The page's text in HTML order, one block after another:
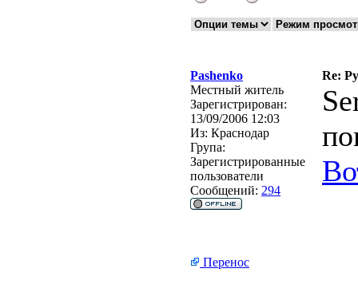
Pashenko
Re:
Местный житель
Зарегистрирован:
13/09/2006 12:03
Из: Краснодар
Група:
Зарегистрированные
пользователи
Сообщений: 294
Перенос